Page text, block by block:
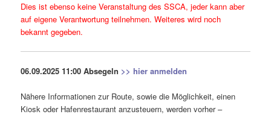
Dies ist ebenso keine Veranstaltung des SSCA, jeder kann aber
auf eigene Verantwortung teilnehmen. Weiteres wird noch
bekannt gegeben.
06.09.2025 11:00 Absegeln >> hier anmelden
Nähere Informationen zur Route, sowie die Möglichkeit, einen
Kiosk oder Hafenrestaurant anzusteuern, werden vorher –